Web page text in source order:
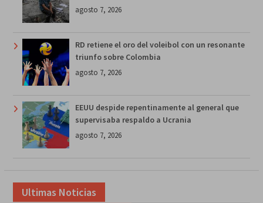
agosto 7, 2026
RD retiene el oro del voleibol con un resonante
triunfo sobre Colombia
agosto 7, 2026
EEUU despide repentinamente al general que
supervisaba respaldo a Ucrania
agosto 7, 2026
Ultimas Noticias